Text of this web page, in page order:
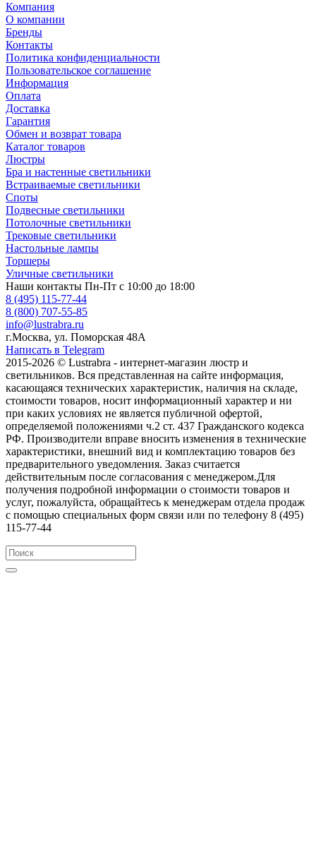
Компания
О компании
Бренды
Контакты
Политика конфиденциальности
Пользовательское соглашение
Информация
Оплата
Доставка
Гарантия
Обмен и возврат товара
Каталог товаров
Люстры
Бра и настенные светильники
Встраиваемые светильники
Споты
Подвесные светильники
Потолочные светильники
Трековые светильники
Настольные лампы
Торшеры
Уличные светильники
Наши контакты Пн-Пт с 10:00 до 18:00
8 (495) 115-77-44
8 (800) 707-55-85
info@lustrabra.ru
г.Москва, ул. Поморская 48А
Написать в Telegram
2015-2026 © Lustrabra - интернет-магазин люстр и
светильников. Вся представленная на сайте информация,
касающаяся технических характеристик, наличия на складе,
стоимости товаров, носит информационный характер и ни
при каких условиях не является публичной офертой,
определяемой положениями ч.2 ст. 437 Гражданского кодекса
РФ. Производители вправе вносить изменения в технические
характеристики, внешний вид и комплектацию товаров без
предварительного уведомления. Заказ считается
действительным после согласования с менеджером.Для
получения подробной информации о стоимости товаров и
услуг, пожалуйста, обращайтесь к менеджерам отдела продаж
с помощью специальных форм связи или по телефону 8 (495)
115-77-44